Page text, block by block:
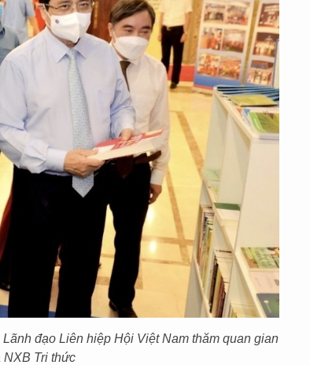
đạo Liên hiệp Hội Việt Nam thăm quan gian
NXB Tri thức